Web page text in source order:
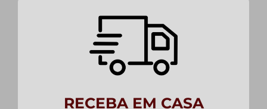
RECEBA EM CASA